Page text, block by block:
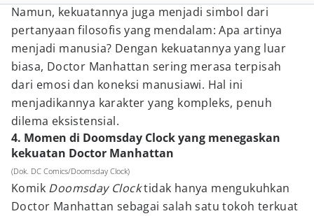
Namun, kekuatannya juga menjadi simbol dari
pertanyaan filosofis yang mendalam: Apa artinya
menjadi manusia? Dengan kekuatannya yang luar
biasa, Doctor Manhattan sering merasa terpisah
dari emosi dan koneksi manusiawi. Hal ini
menjadikannya karakter yang kompleks, penuh
dilema eksistensial.
4. Momen di Doomsday Clock yang menegaskan
kekuatan Doctor Manhattan
(Dok. DC Comics/Doomsday Clock)
Komik Doomsday Clocktidak hanya mengukuhkan
Doctor Manhattan sebagai salah satu tokoh terkuat